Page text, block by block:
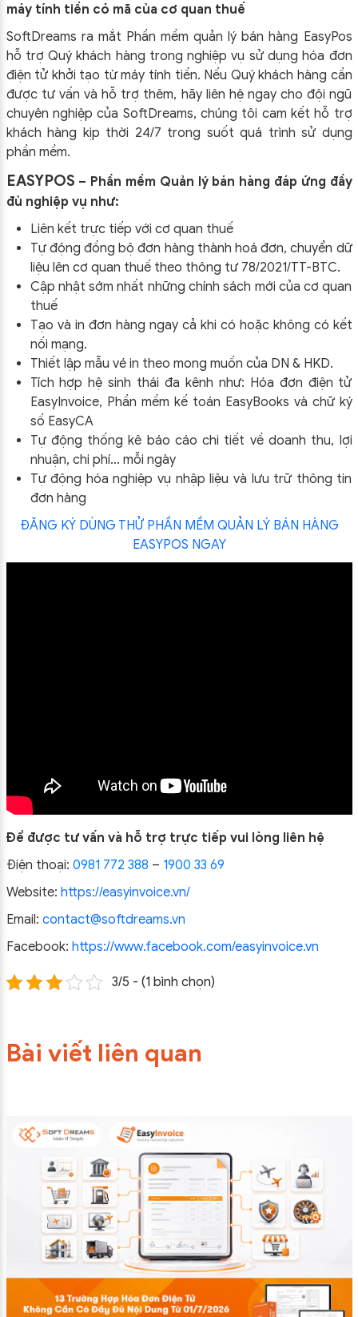
máy tính tiền có mã của cơ quan thuế
SoftDreams ra mắt Phần mềm quản lý bán hàng EasyPos
hỗ trợ Quý khách hàng trong nghiệp vụ sử dụnghóa đơn
điện tử khởi tạo từ máy tính tiền. Nếu Quý khách hàng cần
được tư vấn và hỗ trợ thêm, hãy liên hệ ngay cho đội ngũ
chuyên nghiệp của SoftDreams, chúng tôi cam kết hỗ trợ
khách hàng kịp thời 24/7 trong suốt quá trình sử dụng
phần mềm.
EASYPOS – Phần mềm Quản lý bán hàng đáp ứng đầy
đủ nghiệp vụ như:
Liên kết trực tiếp với cơ quan thuế
Tự động đồng bộ đơn hàng thành hoá đơn, chuyển dữ
liệu lên cơ quan thuế theo thông tư 78/2021/TT-BTC.
Cập nhật sớm nhất những chính sách mới của cơ quan
thuế
Tạo và in đơn hàng ngay cả khi có hoặc không có kết
nối mạng.
Thiết lập mẫu vé in theo mong muốn của DN & HKD.
Tích hợp hệ sinh thái đa kênh như: Hóa đơn điện tử
EasyInvoice, Phần mềm kế toán EasyBooks và chữ ký
số EasyCA
Tự động thống kê báo cáo chi tiết về doanh thu, lợi
nhuận, chi phí… mỗi ngày
Tự động hóa nghiệp vụ nhập liệu và lưu trữ thông tin
đơn hàng
ĐĂNG KÝ DÙNG THỬ PHẦN MỀM QUẢN LÝ BÁN HÀNG
EASYPOS NGAY
Để được tư vấn và hỗ trợ trực tiếp vui lòng liên hệ
Điện thoại: 0981 772 388 – 1900 33 69
Website: https://easyinvoice.vn/
Email: contact@softdreams.vn
Facebook: https://www.facebook.com/easyinvoice.vn
3/5 - (1 bình chọn)
Bài viết liên quan